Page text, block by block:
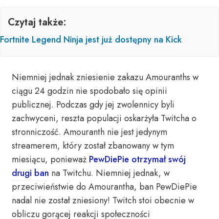
Czytaj także:
Fortnite Legend Ninja jest już dostępny na Kick
Niemniej jednak zniesienie zakazu Amouranths w
ciągu 24 godzin nie spodobało się opinii
publicznej. Podczas gdy jej zwolennicy byli
zachwyceni, reszta populacji oskarżyła Twitcha o
stronniczość. Amouranth nie jest jedynym
streamerem, który został zbanowany w tym
miesiącu, ponieważ PewDiePie otrzymał swój
drugi ban na Twitchu. Niemniej jednak, w
przeciwieństwie do Amourantha, ban PewDiePie
nadal nie został zniesiony! Twitch stoi obecnie w
obliczu gorącej reakcji społeczności